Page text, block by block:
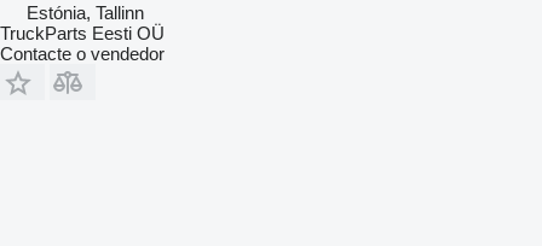
Estónia, Tallinn
TruckParts Eesti OÜ
Contacte o vendedor